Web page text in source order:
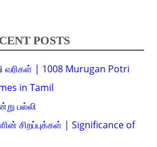
POSTS
வரிகள் | 1008 Murugan Potri
in Tamil
பல்லி
சிறப்புக்கள் | Significance of